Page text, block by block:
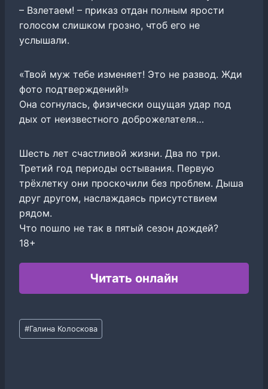
– Взлетаем! – приказ отдан полным ярости
голосом слишком грозно, чтоб его не
услышали.
«Твой муж тебе изменяет! Это не развод. Жди
фото подтверждений!»
Она согнулась, физически ощущая удар под
дых от неизвестного доброжелателя…
Шесть лет счастливой жизни. Два по три.
Третий год периоды остывания. Первую
трёхлетку они проскочили без проблем. Дыша
друг другом, наслаждаясь присутствием
рядом.
Что пошло не так в пятый сезон дождей?
18+
Читать онлайн
Метки
записи:
#Галина Колоскова